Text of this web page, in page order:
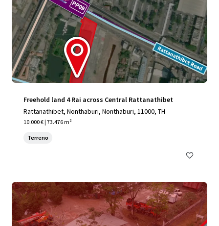
Freehold land 4 Rai across Central Rattanathibet
Rattanathibet, Nonthaburi, Nonthaburi, 11000, TH
10.000 € | 73.476 m²
Terreno